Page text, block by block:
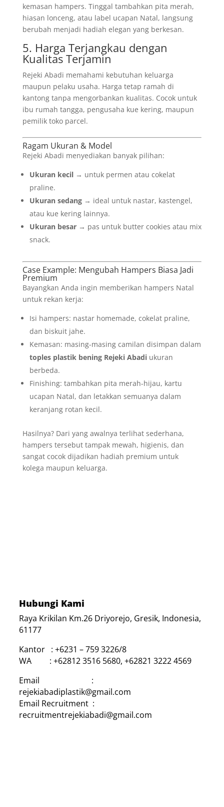
kemasan hampers. Tinggal tambahkan pita merah,
hiasan lonceng, atau label ucapan Natal, langsung
berubah menjadi hadiah elegan yang berkesan.
5. Harga Terjangkau dengan
Kualitas Terjamin
Rejeki Abadi memahami kebutuhan keluarga
maupun pelaku usaha. Harga tetap ramah di
kantong tanpa mengorbankan kualitas. Cocok untuk
ibu rumah tangga, pengusaha kue kering, maupun
pemilik toko parcel.
Ragam Ukuran & Model
Rejeki Abadi menyediakan banyak pilihan:
Ukuran kecil→ untuk permen atau cokelat
praline.
Ukuran sedang→ ideal untuk nastar, kastengel,
atau kue kering lainnya.
Ukuran besar→ pas untuk butter cookies atau mix
snack.
Case Example: Mengubah Hampers Biasa Jadi
Premium
Bayangkan Anda ingin memberikan hampers Natal
untuk rekan kerja:
Isi hampers: nastar homemade, cokelat praline,
dan biskuit jahe.
Kemasan: masing-masing camilan disimpan dalam
toples plastik bening Rejeki Abadiukuran
berbeda.
Finishing: tambahkan pita merah-hijau, kartu
ucapan Natal, dan letakkan semuanya dalam
keranjang rotan kecil.
Hasilnya? Dari yang awalnya terlihat sederhana,
hampers tersebut tampak mewah, higienis, dan
sangat cocok dijadikan hadiah premium untuk
kolega maupun keluarga.
Hubungi Kami
Raya Krikilan Km.26 Driyorejo, Gresik, Indonesia,
61177
Kantor : +6231 – 759 3226/8
WA : +62812 3516 5680, +62821 3222 4569
Email :
rejekiabadiplastik@gmail.com
Email Recruitment :
recruitmentrejekiabadi@gmail.com